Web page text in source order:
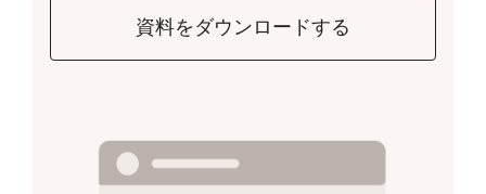
資料をダウンロードする